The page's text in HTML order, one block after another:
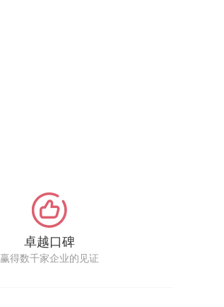
卓越口碑
赢得数千家企业的见证